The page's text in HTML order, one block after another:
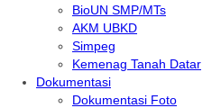
BioUN SMP/MTs
AKM UBKD
Simpeg
Kemenag Tanah Datar
Dokumentasi
Dokumentasi Foto